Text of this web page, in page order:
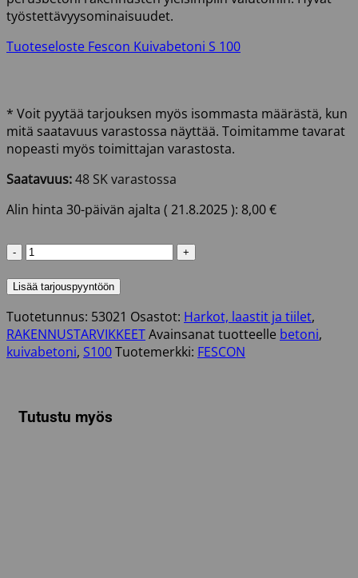
työstettävyysominaisuudet.
Tuoteseloste Fescon Kuivabetoni S 100
* Voit pyytää tarjouksen myös isommasta määrästä, kun
mitä saatavuus varastossa näyttää. Toimitamme tavarat
nopeasti myös toimittajan varastosta.
Saatavuus:48 SK varastossa
Alin hinta 30-päivän ajalta ( 21.8.2025): 8,00€
KUIVABETONI
25
FESCON
määrä
Lisää tarjouspyyntöön
Tuotetunnus: 53021 Osastot: Harkot, laastit ja tiilet,
RAKENNUSTARVIKKEETAvainsanat tuotteelle betoni,
kuivabetoni, S100Tuotemerkki: FESCON
Tutustu myös